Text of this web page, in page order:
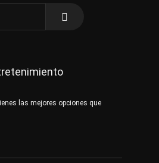
las mejores opciones que